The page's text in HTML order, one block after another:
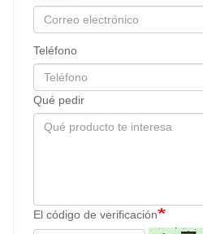
Teléfono
Qué pedir
El código de verificación